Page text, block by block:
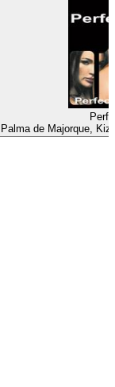
Palma de Majorque,